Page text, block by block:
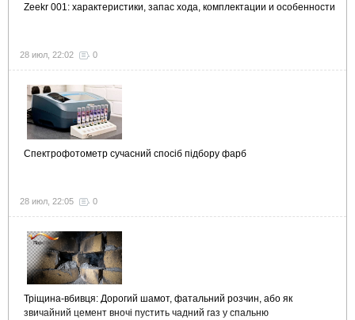
Zeekr 001: характеристики, запас хода, комплектации и особенности
28 июл, 22:02 0
Спектрофотометр сучасний спосіб підбору фарб
28 июл, 22:05 0
Тріщина-вбивця: Дорогий шамот, фатальний розчин, або як
звичайний цемент вночі пустить чадний газ у спальню